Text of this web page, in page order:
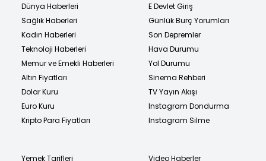
Dünya Haberleri
Sağlık Haberleri
Kadın Haberleri
Teknoloji Haberleri
Memur ve Emekli Haberleri
Altın Fiyatları
Dolar Kuru
Euro Kuru
Kripto Para Fiyatları
E Devlet Giriş
Günlük Burç Yorumları
Son Depremler
Hava Durumu
Yol Durumu
Sinema Rehberi
TV Yayın Akışı
Instagram Dondurma
Instagram Silme
Yemek Tarifleri
Video Haberler